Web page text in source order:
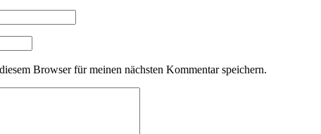
Browser für meinen nächsten Kommentar speichern.